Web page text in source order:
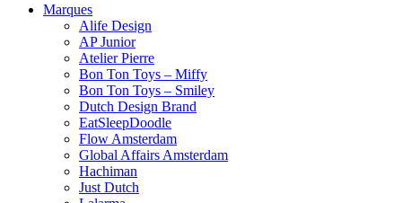
Marques
Alife Design
AP Junior
Atelier Pierre
Bon Ton Toys – Miffy
Bon Ton Toys – Smiley
Dutch Design Brand
EatSleepDoodle
Flow Amsterdam
Global Affairs Amsterdam
Hachiman
Just Dutch